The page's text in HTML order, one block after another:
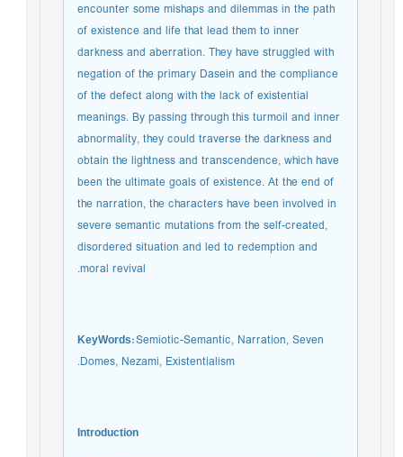
encounter some mishaps and dilemmas in the path
of existence and life that lead them to inner
darkness and aberration. They have struggled with
negation of the primary Dasein and the compliance
of the defect along with the lack of existential
meanings. By passing through this turmoil and inner
abnormality, they could traverse the darkness and
obtain the lightness and transcendence, which have
been the ultimate goals of existence. At the end of
the narration, the characters have been involved in
severe semantic mutations from the self-created,
disordered situation and led to redemption and
moral revival.
KeyWords:Semiotic-Semantic, Narration, Seven
Domes, Nezami, Existentialism.
Introduction